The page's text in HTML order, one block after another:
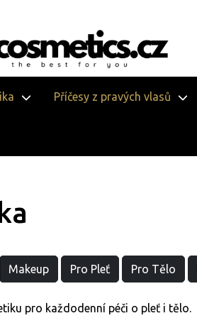
Příčesy z pravých vlasů
Makeup Pro Pleť Pro Tělo
pro každodenní péči o pleť i tělo.